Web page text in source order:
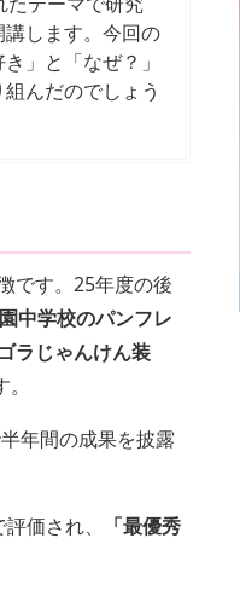
します。今回の
」と「なぜ？」
んだのでしょう
です。25年度の後
中学校のパンフレ
ラじゃんけん装
年間の成果を披露
価され、
「最優秀